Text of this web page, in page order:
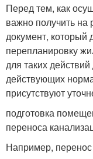
Перед тем, как
важно получить
документ,
перепланировку
для таких
действующих
присутствуют
подготовка
переноса
Например, перенос